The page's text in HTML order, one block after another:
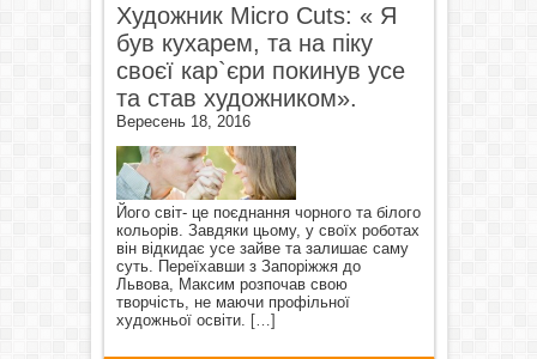
Художник Micro Cuts: « Я
був кухарем, та на піку
своєї кар`єри покинув усе
та став художником».
Вересень 18, 2016
Його світ- це поєднання чорного та білого
кольорів. Завдяки цьому, у своїх роботах
він відкидає усе зайве та залишає саму
суть. Переїхавши з Запоріжжя до
Львова, Максим розпочав свою
творчість, не маючи профільної
художньої освіти.
[…]